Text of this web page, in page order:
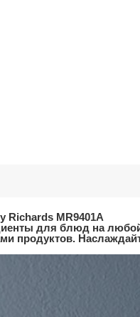
Richards MR9401A
для блюд на
продуктов.